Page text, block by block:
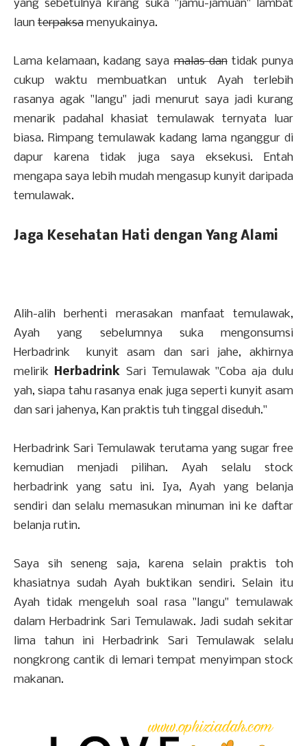
yang sebetulnya kirang suka "jamu-jamuan" lambat
laun terpaksa menyukainya.
Lama kelamaan, kadang sayamalas dantidak punya
cukup waktu membuatkan untuk Ayah terlebih
rasanya agak "langu" jadi menurut saya jadi kurang
menarik padahal khasiat temulawak ternyata luar
biasa. Rimpang temulawak kadang lama nganggur di
dapur karena tidak juga saya eksekusi. Entah
mengapa saya lebih mudah mengasup kunyit daripada
temulawak.
Jaga Kesehatan Hati dengan Yang Alami
Alih-alih berhenti merasakan manfaat temulawak,
Ayah yang sebelumnya suka mengonsumsi
Herbadrink kunyit asam dan sari jahe, akhirnya
melirik Herbadrink Sari Temulawak "Coba aja dulu
yah, siapa tahu rasanya enak juga seperti kunyit asam
dan sari jahenya, Kan praktis tuh tinggal diseduh."
Herbadrink Sari Temulawak terutama yang sugar free
kemudian menjadi pilihan. Ayah selalu stock
herbadrink yang satu ini. Iya, Ayah yang belanja
sendiri dan selalu memasukan minuman ini ke daftar
belanja rutin.
Saya sih seneng saja, karena selain praktis toh
khasiatnya sudah Ayah buktikan sendiri. Selain itu
Ayah tidak mengeluh soal rasa "langu" temulawak
dalam Herbadrink Sari Temulawak. Jadi sudah sekitar
lima tahun ini Herbadrink Sari Temulawak selalu
nongkrong cantik di lemari tempat menyimpan stock
makanan.